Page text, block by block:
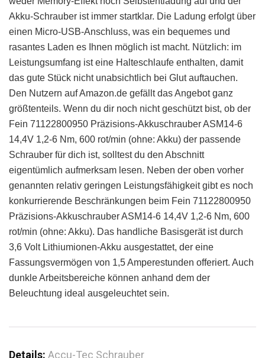
Akku-Schrauber ist immer startklar. Die Ladung erfolgt über
einen Micro-USB-Anschluss, was ein bequemes und
rasantes Laden es Ihnen möglich ist macht. Nützlich: im
Leistungsumfang ist eine Halteschlaufe enthalten, damit
das gute Stück nicht unabsichtlich bei Glut auftauchen.
Den Nutzern auf Amazon.de gefällt das Angebot ganz
größtenteils. Wenn du dir noch nicht geschützt bist, ob der
Fein 71122800950 Präzisions-Akkuschrauber ASM14-6
14,4V 1,2-6 Nm, 600 rot/min (ohne: Akku) der passende
Schrauber für dich ist, solltest du den Abschnitt
eigentümlich aufmerksam lesen. Neben der oben vorher
genannten relativ geringen Leistungsfähigkeit gibt es noch
konkurrierende Beschränkungen beim Fein 71122800950
Präzisions-Akkuschrauber ASM14-6 14,4V 1,2-6 Nm, 600
rot/min (ohne: Akku). Das handliche Basisgerät ist durch
3,6 Volt Lithiumionen-Akku ausgestattet, der eine
Fassungsvermögen von 1,5 Amperestunden offeriert. Auch
dunkle Arbeitsbereiche können anhand dem der
Beleuchtung ideal ausgeleuchtet sein.
Details: Accu-Tec Schrauber